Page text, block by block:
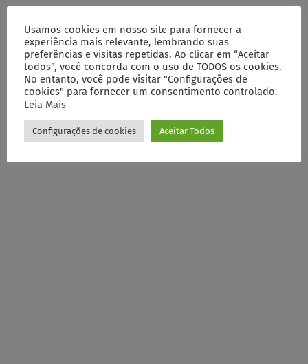
Usamos cookies em nosso site para fornecer a
experiência mais relevante, lembrando suas
preferências e visitas repetidas. Ao clicar em “Aceitar
todos”, você concorda com o uso de TODOS os cookies.
No entanto, você pode visitar "Configurações de
cookies" para fornecer um consentimento controlado.
Leia Mais
Configurações de cookies Aceitar Todos